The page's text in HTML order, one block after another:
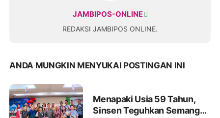
JAMBIPOS-ONLINE
REDAKSI JAMBIPOS ONLINE.
ANDA MUNGKIN MENYUKAI POSTINGAN INI
Menapaki Usia 59 Tahun,
Sinsen Teguhkan Semangat